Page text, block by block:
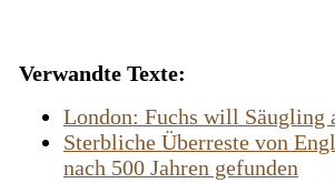
Verwandte Texte:
London: Fuchs will Säugling
Sterbliche Überreste von
nach 500 Jahren gefunden